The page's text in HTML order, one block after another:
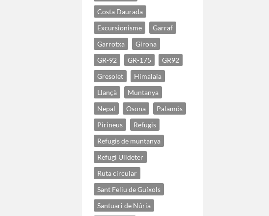
Costa Daurada
Excursionisme
Garraf
Garrotxa
Girona
GR-92
GR-175
GR92
Gresolet
Himalaia
Llançà
Muntanya
Nepal
Osona
Palamós
Pirineus
Refugis
Refugis de muntanya
Refugi Ulldeter
Ruta circular
Sant Feliu de Guíxols
Santuari de Núria